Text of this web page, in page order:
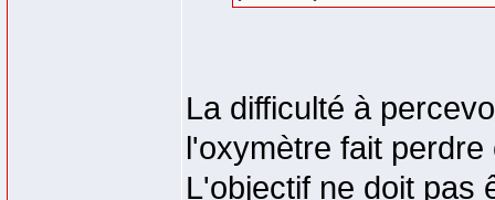
La difficulté à
l'oxymètre fait perdre
L'objectif ne doit pas